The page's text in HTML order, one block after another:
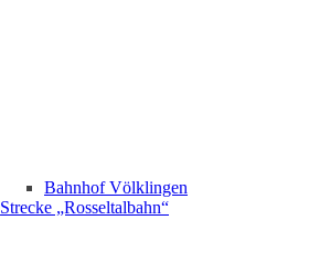
Bahnhof Völklingen
Strecke „Rosseltalbahn“